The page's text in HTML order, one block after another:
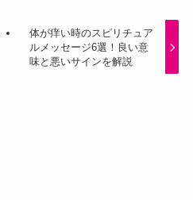
体が痒い時のスピリチュア
ルメッセージ6選！良い意
味と悪いサインを解説